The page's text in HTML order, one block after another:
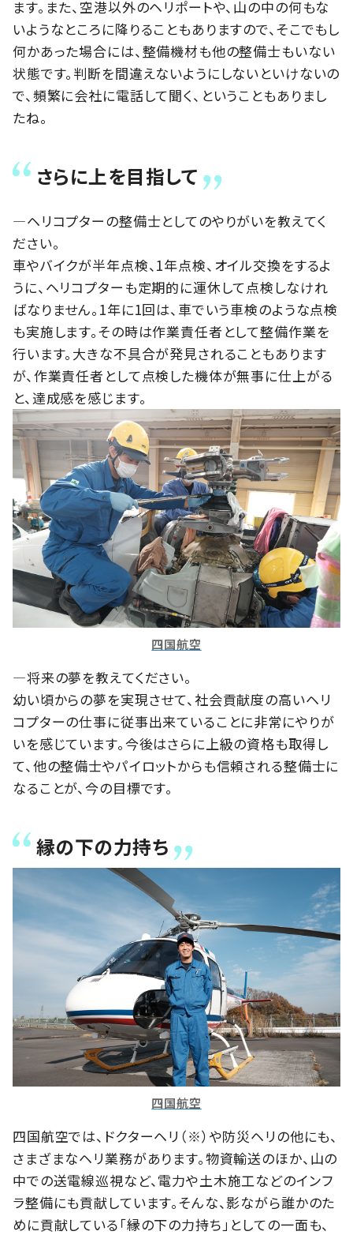
ます。また、空港以外のヘリポートや、山の中の何もな
いようなところに降りることもありますので、そこでもし
何かあった場合には、整備機材も他の整備士もいない
状態です。判断を間違えないようにしないといけないの
で、頻繁に会社に電話して聞く、ということもありまし
たね。
さらに上を目指して
―ヘリコプターの整備士としてのやりがいを教えてく
ださい。
車やバイクが半年点検、1年点検、オイル交換をするよ
うに、ヘリコプターも定期的に運休して点検しなけれ
ばなりません。1年に1回は、車でいう車検のような点検
も実施します。その時は作業責任者として整備作業を
行います。大きな不具合が発見されることもあります
が、作業責任者として点検した機体が無事に仕上がる
と、達成感を感じます。
四国航空
―将来の夢を教えてください。
幼い頃からの夢を実現させて、社会貢献度の高いヘリ
コプターの仕事に従事出来ていることに非常にやりが
いを感じています。今後はさらに上級の資格も取得し
て、他の整備士やパイロットからも信頼される整備士に
なることが、今の目標です。
縁の下の力持ち
四国航空
四国航空では、ドクターヘリ（※）や防災ヘリの他にも、
さまざまなヘリ業務があります。物資輸送のほか、山の
中での送電線巡視など、電力や土木施工などのインフ
ラ整備にも貢献しています。そんな、影ながら誰かのた
めに貢献している「縁の下の力持ち」としての一面も、